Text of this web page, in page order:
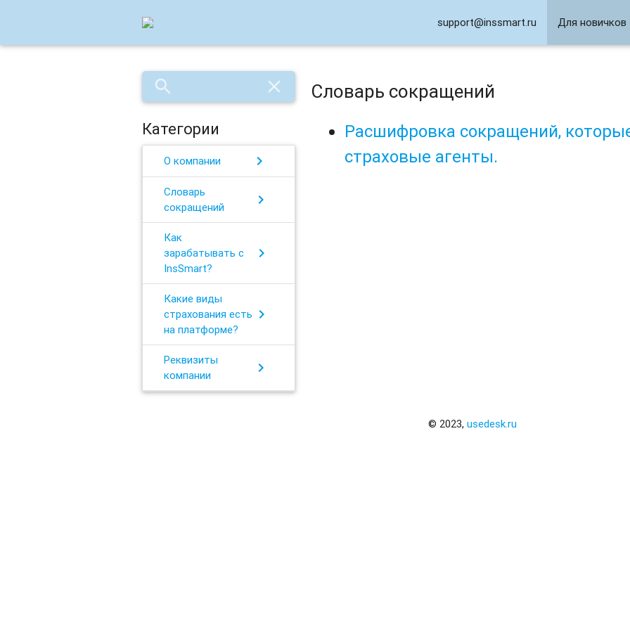
support@inssmart.ru Для новичков
search close
Категории
О компании chevron_right
Словарь
сокращений
chevron_right
Как
зарабатывать с
InsSmart?
chevron_right
Какие виды
страхования есть
на платформе?
chevron_right
Реквизиты
компании
chevron_right
Словарь сокращений
Расшифровка сокращений,
страховые агенты.
© 2023, usedesk.ru